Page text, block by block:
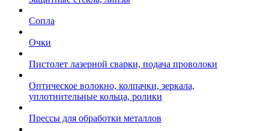
Сопла
Очки
Пистолет лазерной сварки, подача проволоки
Оптическое волокно, колпачки, зеркала,
уплотнительные кольца, ролики
Прессы для обработки металлов